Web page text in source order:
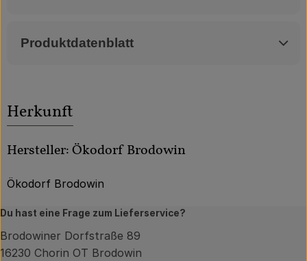
Produktdatenblatt
Herkunft
Hersteller: Ökodorf Brodowin
Ökodorf Brodowin
Du hast eine Frage zum Lieferservice?
Brodowiner Dorfstraße 89
16230 Chorin OT Brodowin